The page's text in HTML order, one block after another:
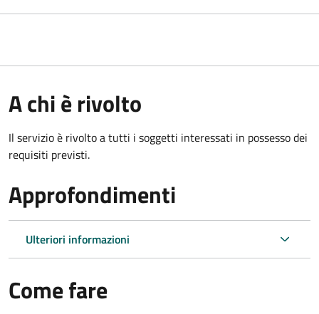
A chi è rivolto
Il servizio è rivolto a tutti i soggetti interessati in possesso dei
requisiti previsti.
Approfondimenti
Ulteriori informazioni
Come fare